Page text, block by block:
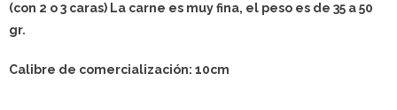
(con 2 o 3 caras) La carne es muy fina, el peso es de 35 a 50
gr.
Calibre de comercialización: 10cm